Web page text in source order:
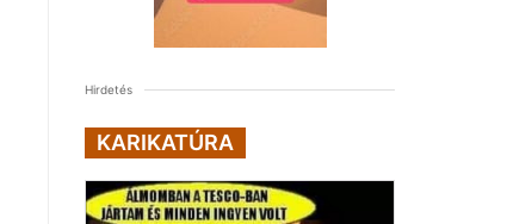
Hirdetés
KARIKATÚRA